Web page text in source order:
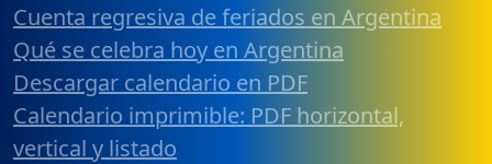
Cuenta regresiva de feriados en Argentina
Qué se celebra hoy en Argentina
Descargar calendario en PDF
Calendario imprimible: PDF horizontal,
vertical y listado